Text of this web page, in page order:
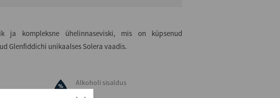
ja kompleksne ühelinnaseviski, mis on küpsenud
Glenfiddichi unikaalses Solera vaadis.
Alkoholi sisaldus
40